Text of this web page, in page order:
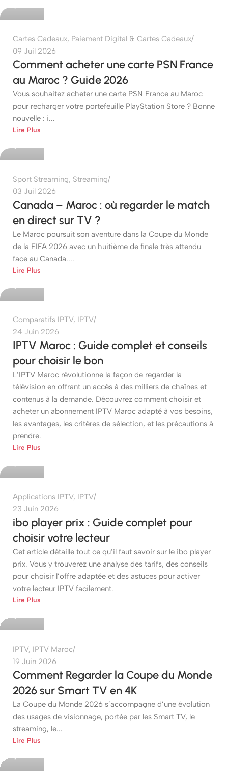
Cartes Cadeaux, Paiement Digital & Cartes Cadeaux
09 Juil 2026
Comment acheter une carte PSN France
au Maroc ? Guide 2026
Vous souhaitez acheter une carte PSN France au Maroc
pour recharger votre portefeuille PlayStation Store ? Bonne
nouvelle : i...
Lire Plus
etshop
Sport Streaming, Streaming
03 Juil 2026
Canada – Maroc : où regarder le match
en direct sur TV ?
Le Maroc poursuit son aventure dans la Coupe du Monde
de la FIFA 2026 avec un huitième de finale très attendu
face au Canada....
Lire Plus
etshop
Comparatifs IPTV, IPTV
24 Juin 2026
IPTV Maroc : Guide complet et conseils
pour choisir le bon
L’IPTV Maroc révolutionne la façon de regarder la
télévision en offrant un accès à des milliers de chaînes et
contenus à la demande. Découvrez comment choisir et
acheter un abonnement IPTV Maroc adapté à vos besoins,
les avantages, les critères de sélection, et les précautions à
prendre.
Lire Plus
etshop
Applications IPTV, IPTV
23 Juin 2026
ibo player prix : Guide complet pour
choisir votre lecteur
Cet article détaille tout ce qu’il faut savoir sur le ibo player
prix. Vous y trouverez une analyse des tarifs, des conseils
pour choisir l’offre adaptée et des astuces pour activer
votre lecteur IPTV facilement.
Lire Plus
etshop
IPTV, IPTV Maroc
19 Juin 2026
Comment Regarder la Coupe du Monde
2026 sur Smart TV en 4K
La Coupe du Monde 2026 s’accompagne d’une évolution
des usages de visionnage, portée par les Smart TV, le
streaming, le...
Lire Plus
etshop